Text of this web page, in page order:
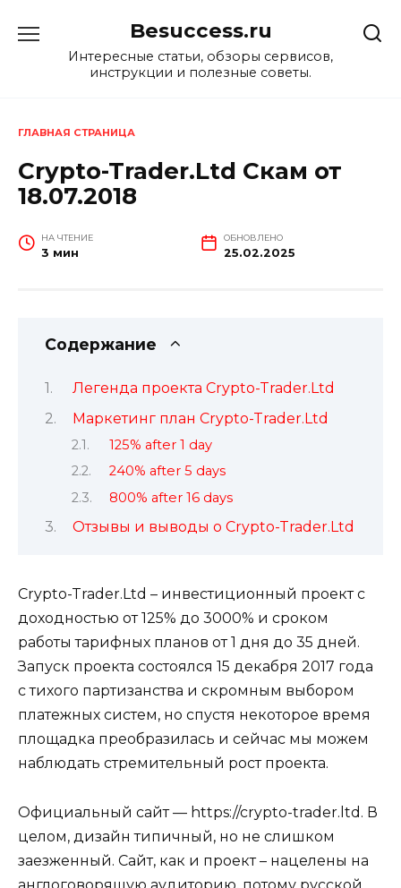
содержанию
Besuccess.ru
Интересные статьи, обзоры сервисов,
инструкции и полезные советы.
ГЛАВНАЯ СТРАНИЦА
Crypto-Trader.Ltd Скам от
18.07.2018
НА ЧТЕНИЕ
3 мин
ОБНОВЛЕНО
25.02.2025
Содержание
Легенда проекта Crypto-Trader.Ltd
Маркетинг план Crypto-Trader.Ltd
125% after 1 day
240% after 5 days
800% after 16 days
Отзывы и выводы о Crypto-Trader.Ltd
Crypto-Trader.Ltd – инвестиционный проект с
доходностью от 125% до 3000% и сроком
работы тарифных планов от 1 дня до 35 дней.
Запуск проекта состоялся 15 декабря 2017 года
с тихого партизанства и скромным выбором
платежных систем, но спустя некоторое время
площадка преобразилась и сейчас мы можем
наблюдать стремительный рост проекта.
Официальный сайт — https://crypto-trader.ltd. В
целом, дизайн типичный, но не слишком
заезженный. Сайт, как и проект – нацелены на
англоговорящую аудиторию, потому русской